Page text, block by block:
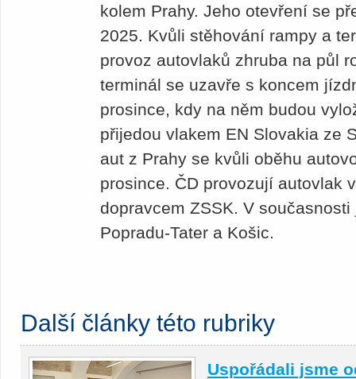
kolem Prahy. Jeho otevření se
2025. Kvůli stěhování rampy a
provoz autovlaků zhruba na půl
terminál se uzavře s koncem
prosince, kdy na něm budou
přijedou vlakem EN Slovakia ze
aut z Prahy se kvůli oběhu
prosince. ČD provozují autovlak
dopravcem ZSSK. V
Popradu-Tater a Košic.
Další články této rubriky
Uspořádali jsme